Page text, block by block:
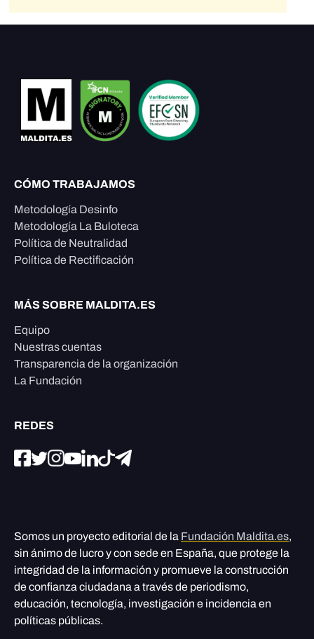
CÓMO TRABAJAMOS
Metodología Desinfo
Metodología La Buloteca
Política de Neutralidad
Política de Rectificación
MÁS SOBRE MALDITA.ES
Equipo
Nuestras cuentas
Transparencia de la organización
La Fundación
REDES
Somos un proyecto editorial de la Fundación Maldita.es,
sin ánimo de lucro y con sede en España, que protege la
integridad de la información y promueve la construcción
de confianza ciudadana a través de periodismo,
educación, tecnología, investigación e incidencia en
políticas públicas.